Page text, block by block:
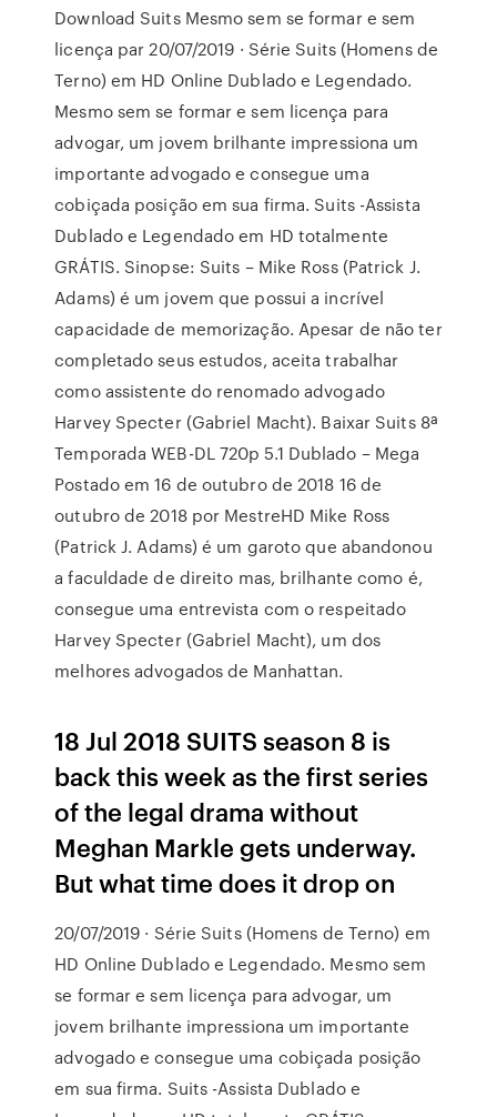
Download Suits Mesmo sem se formar e sem
licença par 20/07/2019 · Série Suits (Homens de
Terno) em HD Online Dublado e Legendado.
Mesmo sem se formar e sem licença para
advogar, um jovem brilhante impressiona um
importante advogado e consegue uma
cobiçada posição em sua firma. Suits -Assista
Dublado e Legendado em HD totalmente
GRÁTIS. Sinopse: Suits – Mike Ross (Patrick J.
Adams) é um jovem que possui a incrível
capacidade de memorização. Apesar de não ter
completado seus estudos, aceita trabalhar
como assistente do renomado advogado
Harvey Specter (Gabriel Macht). Baixar Suits 8ª
Temporada WEB-DL 720p 5.1 Dublado – Mega
Postado em 16 de outubro de 2018 16 de
outubro de 2018 por MestreHD Mike Ross
(Patrick J. Adams) é um garoto que abandonou
a faculdade de direito mas, brilhante como é,
consegue uma entrevista com o respeitado
Harvey Specter (Gabriel Macht), um dos
melhores advogados de Manhattan.
18 Jul 2018 SUITS season 8 is
back this week as the first series
of the legal drama without
Meghan Markle gets underway.
But what time does it drop on
20/07/2019 · Série Suits (Homens de Terno) em
HD Online Dublado e Legendado. Mesmo sem
se formar e sem licença para advogar, um
jovem brilhante impressiona um importante
advogado e consegue uma cobiçada posição
em sua firma. Suits -Assista Dublado e